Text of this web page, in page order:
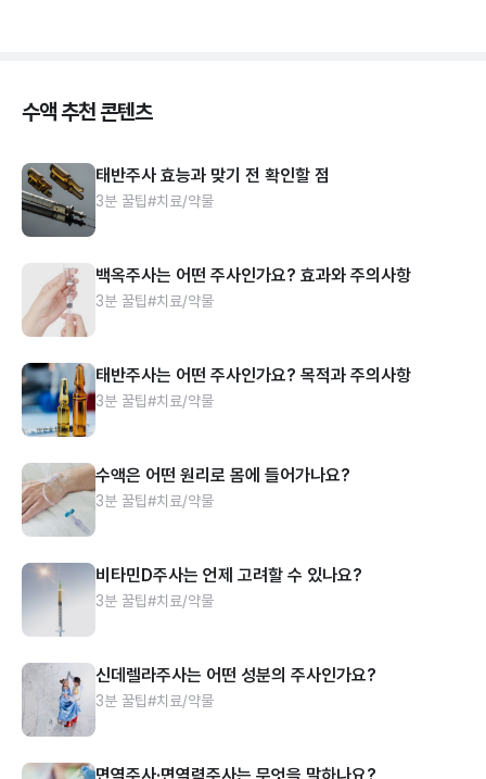
수액 추천 콘텐츠
태반주사 효능과 맞기 전 확인할 점
3분 꿀팁#치료/약물
백옥주사는 어떤 주사인가요? 효과와 주의사항
3분 꿀팁#치료/약물
태반주사는 어떤 주사인가요? 목적과 주의사항
3분 꿀팁#치료/약물
수액은 어떤 원리로 몸에 들어가나요?
3분 꿀팁#치료/약물
비타민D주사는 언제 고려할 수 있나요?
3분 꿀팁#치료/약물
신데렐라주사는 어떤 성분의 주사인가요?
3분 꿀팁#치료/약물